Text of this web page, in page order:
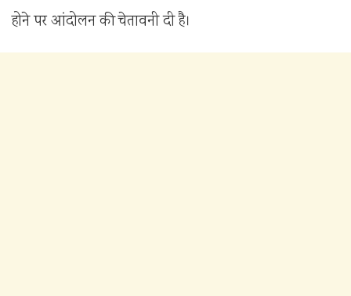
होने पर आंदोलन की चेतावनी दी है।